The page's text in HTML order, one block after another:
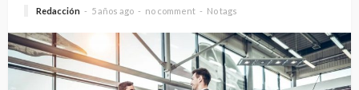
Redacción 5 años ago no comment No tags